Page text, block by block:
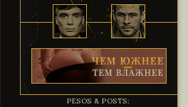
PESOS & POSTS: